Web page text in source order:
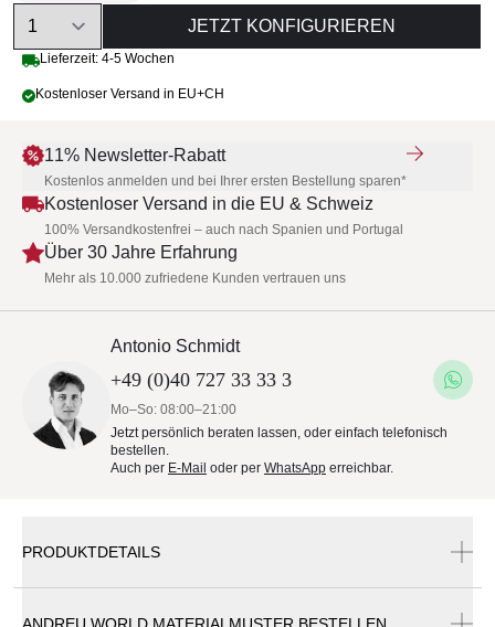
Quantity
JETZT KONFIGURIEREN
Lieferzeit: 4-5 Wochen
Kostenloser Versand in EU+CH
11% Newsletter-Rabatt
Kostenlos anmelden und bei Ihrer ersten Bestellung sparen*
Kostenloser Versand in die EU & Schweiz
100% Versandkostenfrei – auch nach Spanien und Portugal
Über 30 Jahre Erfahrung
Mehr als 10.000 zufriedene Kunden vertrauen uns
Antonio Schmidt
+49 (0)40 727 33 33 3
Mo–So: 08:00–21:00
Jetzt persönlich beraten lassen, oder einfach telefonisch
bestellen.
Auch per E-Mail oder per WhatsApp erreichbar.
PRODUKTDETAILS
ANDREU WORLD MATERIALMUSTER BESTELLEN